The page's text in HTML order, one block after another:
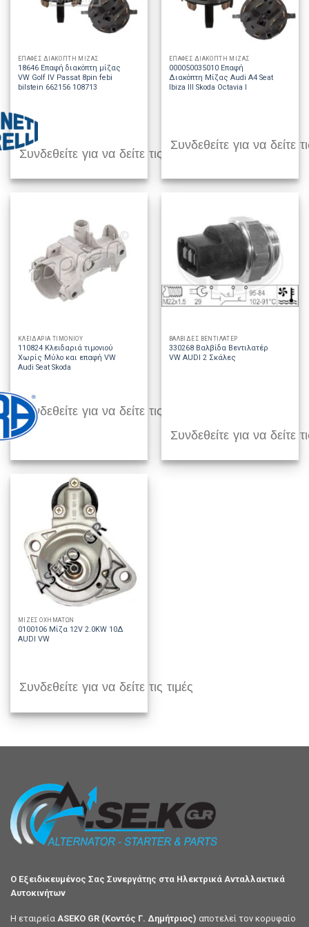
ΕΠΑΦΕΣ ΔΙΑΚΟΠΤΗ ΜΙΖΑΣ
18646 Επαφή διακόπτη μίζας
VW Golf IV Passat 8pin febi
bilstein 662156 108713
Συνδεθείτε για να δείτε τις τιμές
ΕΠΑΦΕΣ ΔΙΑΚΟΠΤΗ ΜΙΖΑΣ
000050035010 Επαφή
Διακόπτη Μίζας Audi A4 Seat
Ibiza III Skoda Octavia I
Συνδεθείτε για να δείτε
ΚΛΕΙΔΑΡΙΑ ΤΙΜΟΝΙΟΥ
110824 Κλειδαριά τιμονιού
Χωρίς Μύλο και επαφή VW
Audi Seat Skoda
Συνδεθείτε για να δείτε τις τιμές
ΒΑΛΒΙΔΕΣ ΒΕΝΤΙΛΑΤΕΡ
330268 Βαλβίδα Βεντιλατέρ
VW AUDI 2 Σκάλες
Συνδεθείτε για να δείτε
ΜΙΖΕΣ ΟΧΗΜΑΤΩΝ
0100106 Μίζα 12V 2.0KW 10Δ
AUDI VW
Συνδεθείτε για να δείτε τις τιμές
Ο Εξειδικευμένος Σας Συνεργάτης στα Ηλεκτρικά Ανταλλακτικά
Αυτοκινήτων
Η εταιρεία ASEKO GR (Κοντός Γ. Δημήτριος) αποτελεί τον κορυφαίο